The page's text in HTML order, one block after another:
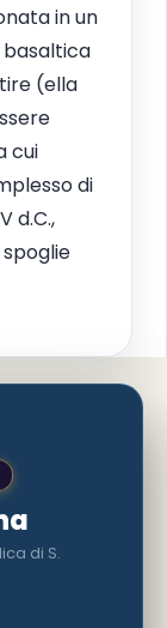
in un
basaltica
(ella
cui
di
d.C.,
di S.